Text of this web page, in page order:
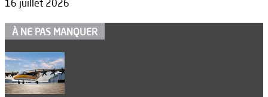
16 juillet 2026
À NE PAS MANQUER